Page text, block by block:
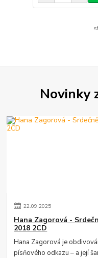
Novinky
22.09.2025
Hana Zagorová -
2018 2CD
Hana Zagorová je
písňového odkazu – a její